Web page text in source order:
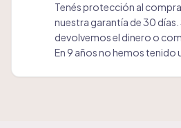
Tenés protección al
nuestra garantía de 30 días.
devolvemos el dinero o
En 9 años no hemos tenido